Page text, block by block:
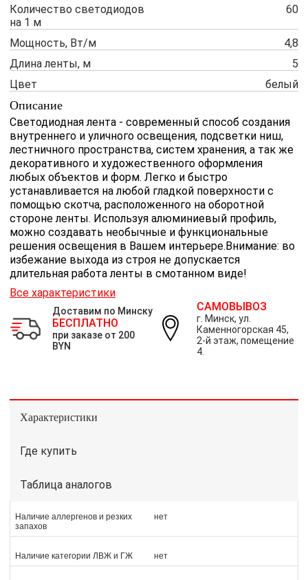
Количество светодиодов
на 1 м
60
Мощность, Вт/м
4,8
Длина ленты, м
5
Цвет
белый
Описание
Светодиодная лента - современный способ создания
внутреннего и уличного освещения, подсветки ниш,
лестничного пространства, систем хранения, а так же
декоративного и художественного оформления
любых объектов и форм. Легко и быстро
устанавливается на любой гладкой поверхности с
помощью скотча, расположенного на оборотной
стороне ленты. Используя алюминиевый профиль,
можно создавать необычные и функциональные
решения освещения в Вашем интерьере.Внимание: во
избежание выхода из строя не допускается
длительная работа ленты в смотанном виде!
Все характеристики
Доставим по Минску
БЕСПЛАТНО
при заказе от 200
BYN
САМОВЫВОЗ
г. Минск, ул.
Каменногорская 45,
2-й этаж, помещение
4.
Характеристики
Где купить
Таблица аналогов
Наличие аллергенов и резких
запахов
нет
Наличие категории ЛВЖ и ГЖ нет